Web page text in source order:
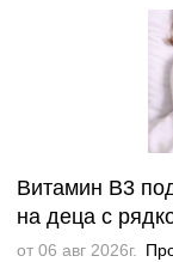
Витамин B3
на деца с
от 06 авг 2026г.